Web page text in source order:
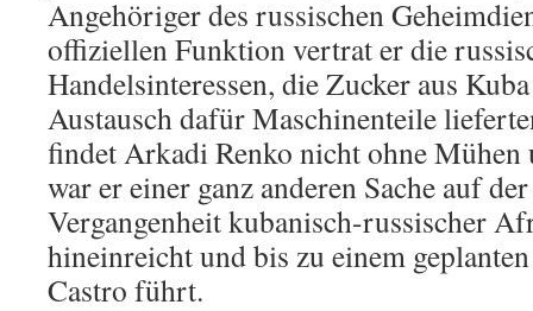
Angehöriger des russischen
offiziellen Funktion vertrat er die
Handelsinteressen, die Zucker aus
Austausch dafür Maschinenteile
findet Arkadi Renko nicht ohne Mühen
war er einer ganz anderen Sache auf
Vergangenheit kubanisch-russischer
hineinreicht und bis zu einem
Castro führt.